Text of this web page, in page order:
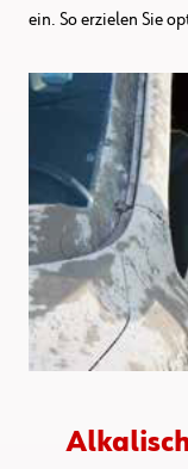
ein. So erzielen Sie